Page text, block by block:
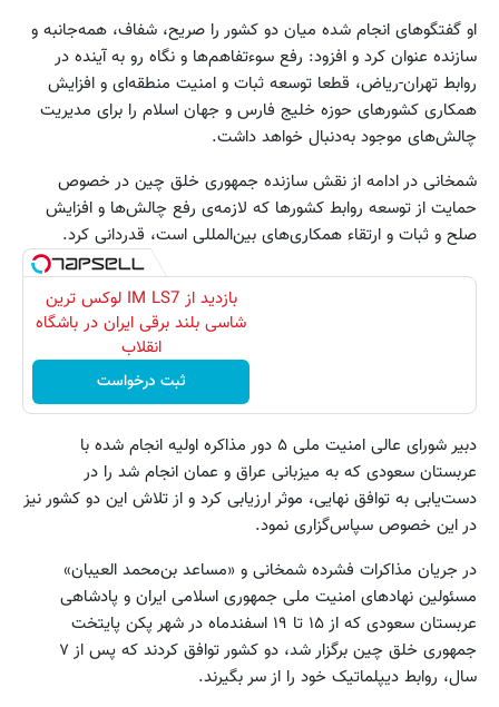
او گفتگوهای انجام شده میان دو کشور را صریح، شفاف، همه‌جانبه و
سازنده عنوان کرد و افزود: رفع سوءتفاهم‌ها و نگاه رو به آینده در
روابط تهران-ریاض، قطعا توسعه ثبات و امنیت منطقه‌ای و افزایش
همکاری کشورهای حوزه خلیج فارس و جهان اسلام را برای مدیریت
چالش‌های موجود به‌دنبال خواهد داشت.
شمخانی در ادامه از نقش سازنده جمهوری خلق چین در خصوص
حمایت از توسعه روابط کشورها که لازمه‌ی رفع چالش‌ها و افزایش
صلح و ثبات و ارتقاء همکاری‌های بین‌المللی است، قدردانی کرد.
بازدید از IM LS7 لوکس ترین
شاسی بلند برقی ایران در باشگاه
انقلاب
ثبت درخواست
دبیر شورای عالی امنیت ملی ۵ دور مذاکره اولیه انجام شده با
عربستان سعودی که به میزبانی عراق و عمان انجام شد را در
دست‌یابی به توافق نهایی، موثر ارزیابی کرد و از تلاش این دو کشور نیز
در این خصوص سپاس‌گزاری نمود.
در جریان مذاکرات فشرده شمخانی و «مساعد بن‌محمد العیبان»
مسئولین نهادهای امنیت ملی جمهوری اسلامی ایران و پادشاهی
عربستان سعودی که از ۱۵ تا ۱۹ اسفندماه در شهر پکن پایتخت
جمهوری خلق چین برگزار شد، دو کشور توافق کردند که پس از ٧
سال، روابط دیپلماتیک خود را از سر بگیرند.